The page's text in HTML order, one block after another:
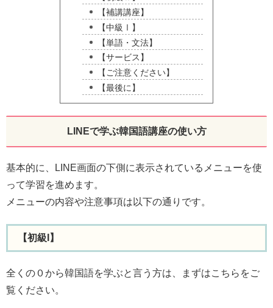
【補講講座】
【中級Ⅰ】
【単語・文法】
【サービス】
【ご注意ください】
【最後に】
LINEで学ぶ韓国語講座の使い方
基本的に、LINE画面の下側に表示されているメニューを使
って学習を進めます。
メニューの内容や注意事項は以下の通りです。
【初級I】
全くの０から韓国語を学ぶと言う方は、まずはこちらをご
覧ください。